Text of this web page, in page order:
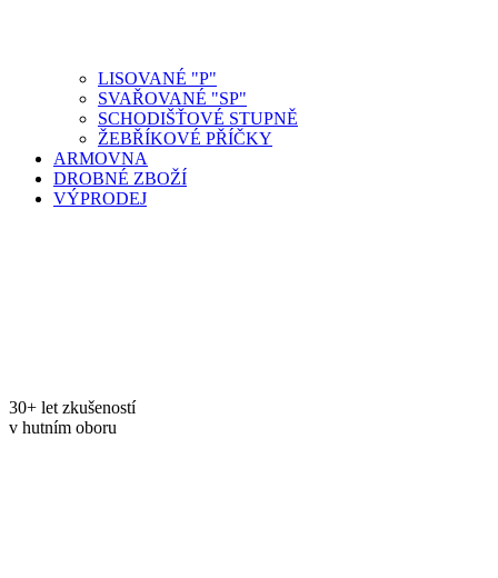
LISOVANÉ "P"
SVAŘOVANÉ "SP"
SCHODIŠŤOVÉ STUPNĚ
ŽEBŘÍKOVÉ PŘÍČKY
ARMOVNA
DROBNÉ ZBOŽÍ
VÝPRODEJ
30+ let zkušeností
v hutním oboru